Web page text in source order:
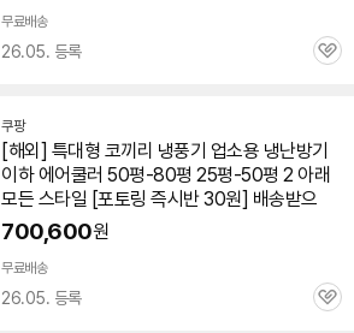
무료배송
26.05. 등록
관
쿠팡
[해외] 특대형 코끼리 냉풍기 업소용 냉난방기
이하 에어쿨러 50평-80평 25평-50평 2 아래
모든 스타일 [포토링 즉시반 30원] 배송받으
700,600원
무료배송
26.05. 등록
관